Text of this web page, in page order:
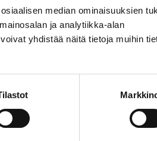
median ominaisuuksien
ja analytiikka-alan
yhdistää näitä tietoja muihin
Avaimenkuva
Setrifikaatti